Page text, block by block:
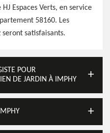
Espaces Verts, en service
58160. Les
satisfaisants.
POUR
DE JARDIN À IMPHY